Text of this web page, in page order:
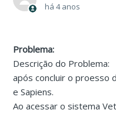
há 4 anos
Problema:
Descrição do Problema:
após concluir o proesso
e Sapiens.
Ao acessar o sistema